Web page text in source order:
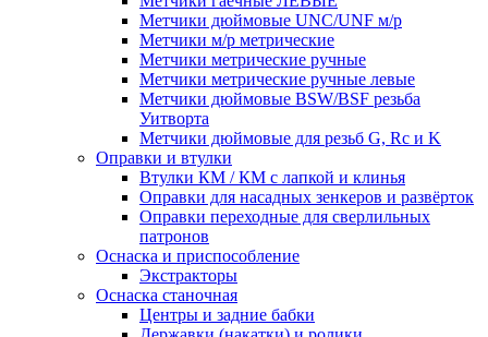
Метчики дюймовые UNC/UNF м/р
Метчики м/р метрические
Метчики метрические ручные
Метчики метрические ручные левые
Метчики дюймовые BSW/BSF резьба
Уитворта
Метчики дюймовые для резьб G, Rc и K
Оправки и втулки
Втулки КМ / КМ с лапкой и клинья
Оправки для насадных зенкеров и развёрток
Оправки переходные для сверлильных
патронов
Оснаска и приспособление
Экстракторы
Оснаска станочная
Центры и задние бабки